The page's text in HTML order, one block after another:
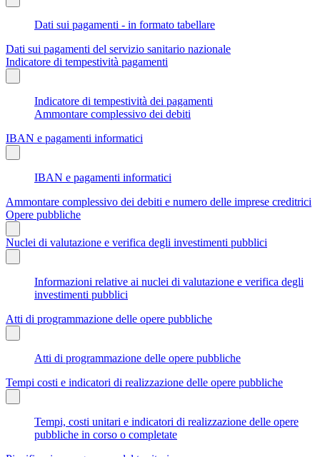
Dati sui pagamenti - in formato tabellare
Dati sui pagamenti del servizio sanitario nazionale
Indicatore di tempestività pagamenti
Indicatore di tempestività dei pagamenti
Ammontare complessivo dei debiti
IBAN e pagamenti informatici
IBAN e pagamenti informatici
Ammontare complessivo dei debiti e numero delle imprese creditrici
Opere pubbliche
Nuclei di valutazione e verifica degli investimenti pubblici
Informazioni relative ai nuclei di valutazione e verifica degli
investimenti pubblici
Atti di programmazione delle opere pubbliche
Atti di programmazione delle opere pubbliche
Tempi costi e indicatori di realizzazione delle opere pubbliche
Tempi, costi unitari e indicatori di realizzazione delle opere
pubbliche in corso o completate